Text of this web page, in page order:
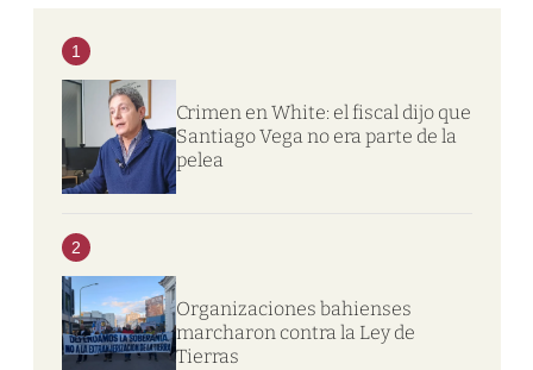
1
Crimen en White: el fiscal dijo que
Santiago Vega no era parte de la
pelea
2
Organizaciones bahienses
marcharon contra la Ley de
Tierras